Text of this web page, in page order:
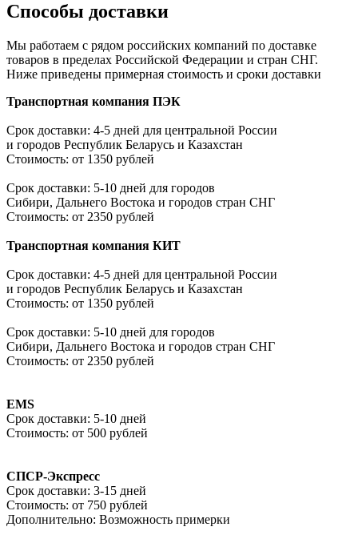
Способы доставки
Мы работаем с рядом российских компаний по доставке
товаров в пределах Российской Федерации и стран СНГ.
Ниже приведены примерная стоимость и сроки доставки
Транспортная компания ПЭК
Срок доставки: 4-5 дней для центральной России
и городов Республик Беларусь и Казахстан
Стоимость: от 1350 рублей
Срок доставки: 5-10 дней для городов
Сибири, Дальнего Востока и городов стран СНГ
Стоимость: от 2350 рублей
Транспортная компания КИТ
Срок доставки: 4-5 дней для центральной России
и городов Республик Беларусь и Казахстан
Стоимость: от 1350 рублей
Срок доставки: 5-10 дней для городов
Сибири, Дальнего Востока и городов стран СНГ
Стоимость: от 2350 рублей
EMS
Срок доставки: 5-10 дней
Стоимость: от 500 рублей
СПСР-Экспресс
Срок доставки: 3-15 дней
Стоимость: от 750 рублей
Дополнительно: Возможность примерки